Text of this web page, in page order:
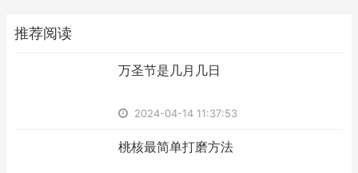
推荐阅读
​万圣节是几月几日
2024-04-14 11:37:53
​桃核最简单打磨方法